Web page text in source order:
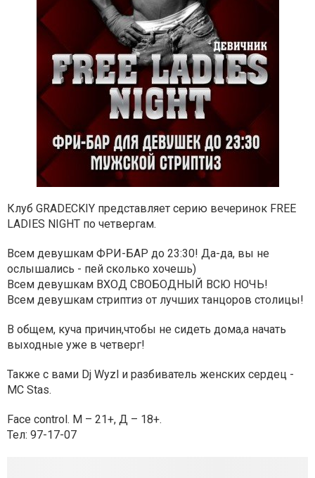
Клуб GRADECKIY представляет серию вечеринок FREE
LADIES NIGHT по четвергам.
Всем девушкам ФРИ-БАР до 23:30! Да-да, вы не
ослышались - пей сколько хочешь)
Всем девушкам ВХОД СВОБОДНЫЙ ВСЮ НОЧЬ!
Всем девушкам стриптиз от лучших танцоров столицы!
В общем, куча причин,чтобы не сидеть дома,а начать
выходные уже в четверг!
Также с вами Dj Wyzl и разбиватель женских сердец -
MC Stas.
Face control. М – 21+, Д – 18+.
Тел: 97-17-07